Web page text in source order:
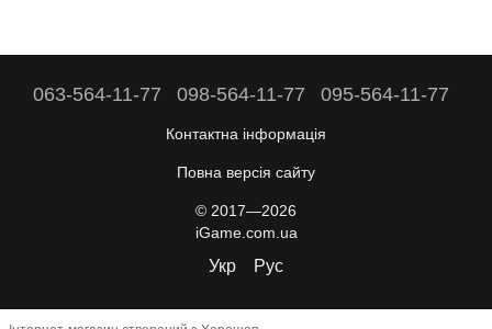
063-564-11-77 098-564-11-77 095-564-11-77
Контактна інформація
Повна версія сайту
© 2017—2026
iGame.com.ua
Укр Рус